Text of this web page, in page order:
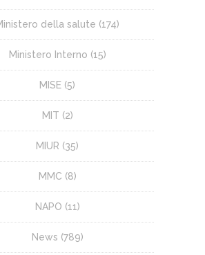
della salute (174)
Ministero Interno (15)
MISE (5)
MIT (2)
MIUR (35)
MMC (8)
NAPO (11)
News (789)